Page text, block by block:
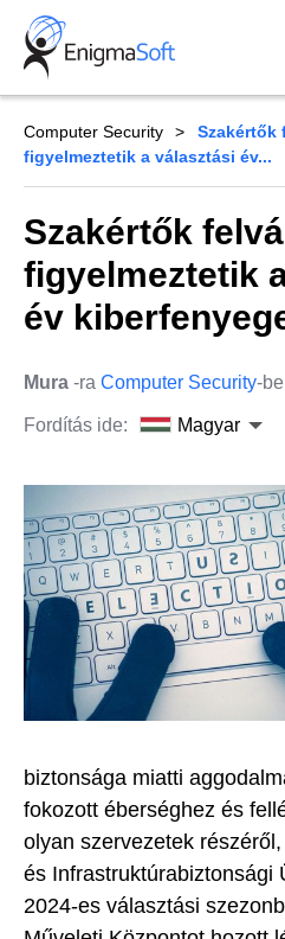
Skip
content
Computer Security
Szakértők
figyelmeztetik a választási év...
Szakértők
figyelmeztetik
év
Mura -ra Computer Security-
Fordítás ide: Magyar
biztonsága miatti
fokozott éberséghez és
olyan szervezetek
és Infrastruktúrabiztonsági
2024-es választási